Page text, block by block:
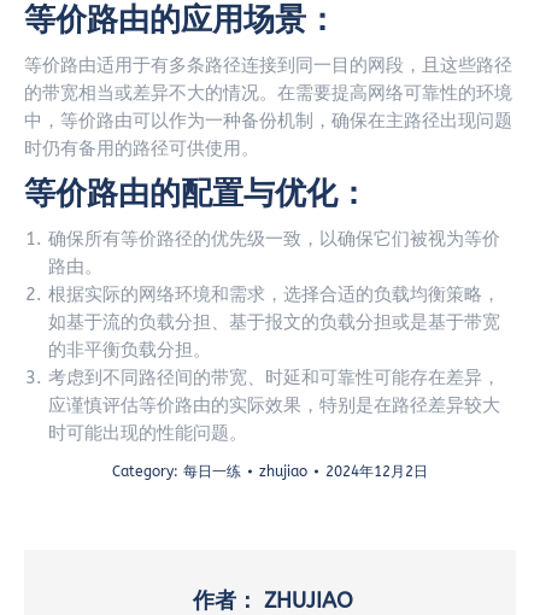
等价路由的应用场景：
等价路由适用于有多条路径连接到同一目的网段，且这些路径
的带宽相当或差异不大的情况。在需要提高网络可靠性的环境
中，等价路由可以作为一种备份机制，确保在主路径出现问题
时仍有备用的路径可供使用。
等价路由的配置与优化：
确保所有等价路径的优先级一致，以确保它们被视为等价
路由。
根据实际的网络环境和需求，选择合适的负载均衡策略，
如基于流的负载分担、基于报文的负载分担或是基于带宽
的非平衡负载分担。
考虑到不同路径间的带宽、时延和可靠性可能存在差异，
应谨慎评估等价路由的实际效果，特别是在路径差异较大
时可能出现的性能问题。
Category: 每日一练 zhujiao 2024年12月2日
作者： ZHUJIAO